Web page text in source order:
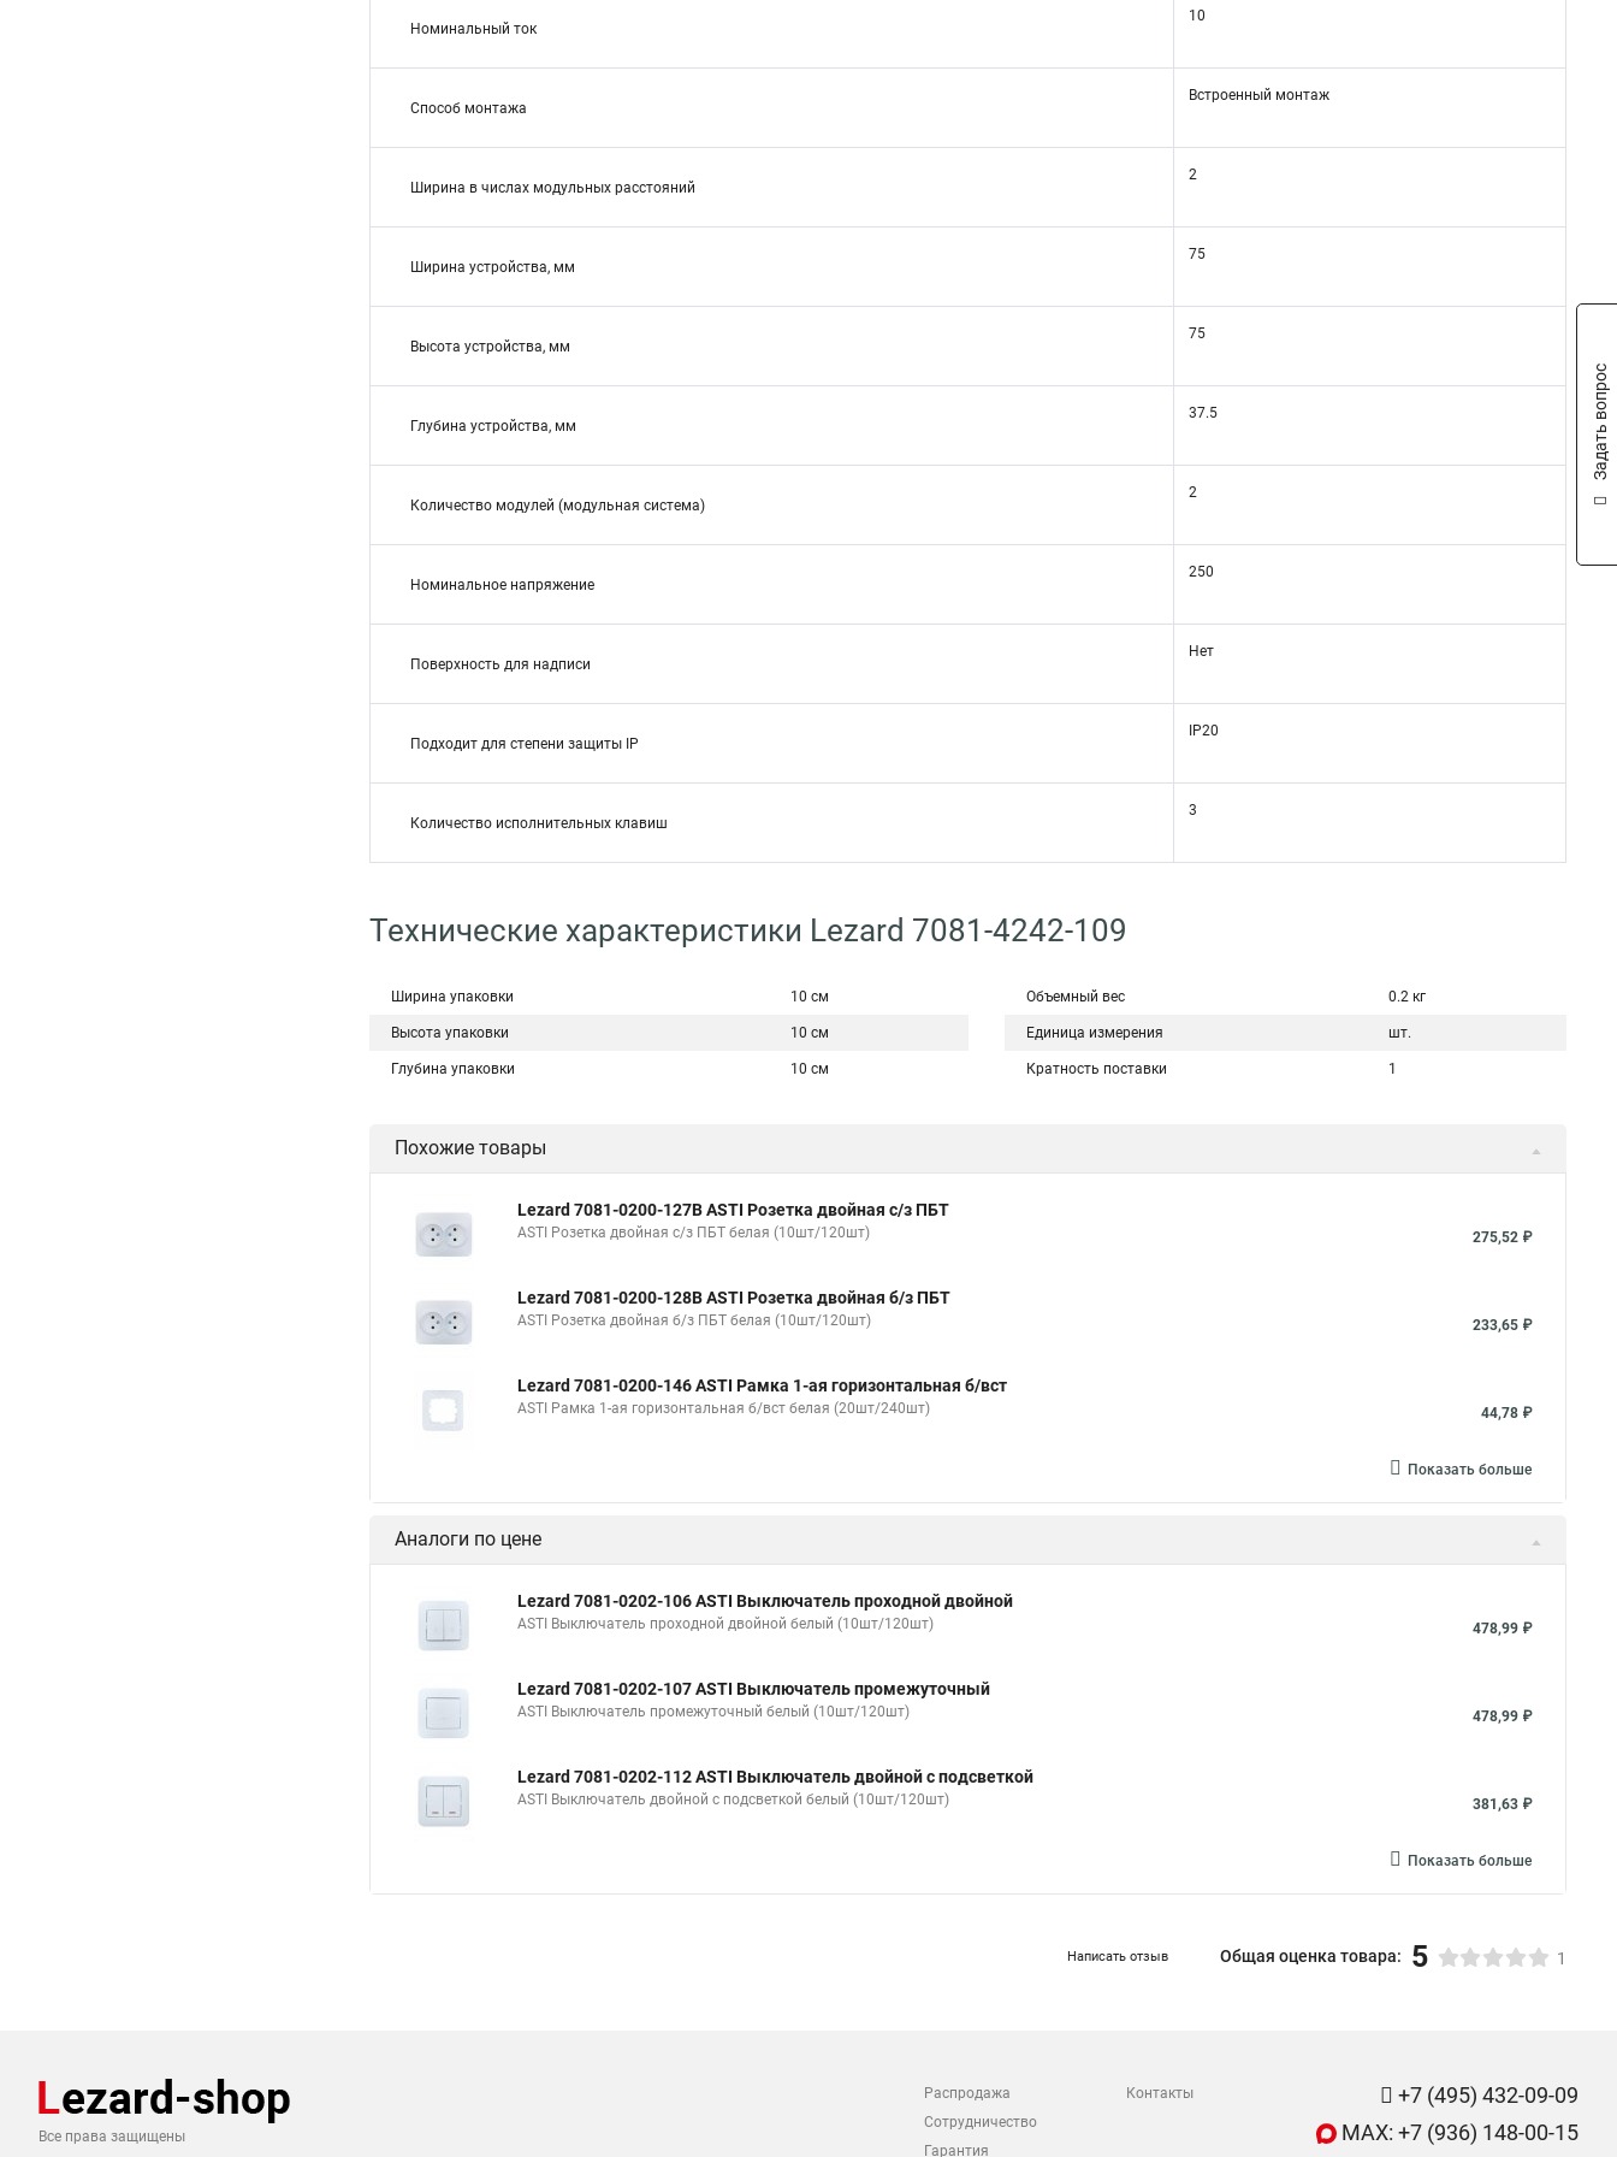
Номинальный ток
10
Способ монтажа
Встроенный монтаж
Ширина в числах модульных расстояний
2
Ширина устройства, мм
75
Высота устройства, мм
75
Глубина устройства, мм
37.5
Количество модулей (модульная система)
2
Номинальное напряжение
250
Поверхность для надписи
Нет
Подходит для степени защиты IP
IP20
Количество исполнительных клавиш
3
Технические характеристики Lezard 7081-4242-109
Ширина упаковки 10 см
Высота упаковки 10 см
Глубина упаковки 10 см
Объемный вес 0.2 кг
Единица измерения шт.
Кратность поставки 1
Похожие товары
Lezard 7081-0200-127B ASTI Розетка двойная с/з ПБТ
ASTI Розетка двойная с/з ПБТ белая (10шт/120шт) 275,52 ₽
Lezard 7081-0200-128B ASTI Розетка двойная б/з ПБТ
ASTI Розетка двойная б/з ПБТ белая (10шт/120шт) 233,65 ₽
Lezard 7081-0200-146 ASTI Рамка 1-ая горизонтальная б/вст
ASTI Рамка 1-ая горизонтальная б/вст белая (20шт/240шт) 44,78 ₽
Показать больше
Аналоги по цене
Lezard 7081-0202-106 ASTI Выключатель проходной двойной
ASTI Выключатель проходной двойной белый (10шт/120шт) 478,99 ₽
Lezard 7081-0202-107 ASTI Выключатель промежуточный
ASTI Выключатель промежуточный белый (10шт/120шт) 478,99 ₽
Lezard 7081-0202-112 ASTI Выключатель двойной с подсветкой
ASTI Выключатель двойной с подсветкой белый (10шт/120шт) 381,63 ₽
Показать больше
Написать отзыв Общая оценка товара: 5 1
Все права защищены
Распродажа
Сотрудничество
Гарантия
Контакты
+7 (495) 432-09-09
MAX: +7 (936) 148-00-15
Задать вопрос